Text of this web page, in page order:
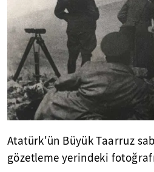
Atatürk'ün Büyük Taarruz
gözetleme yerindeki